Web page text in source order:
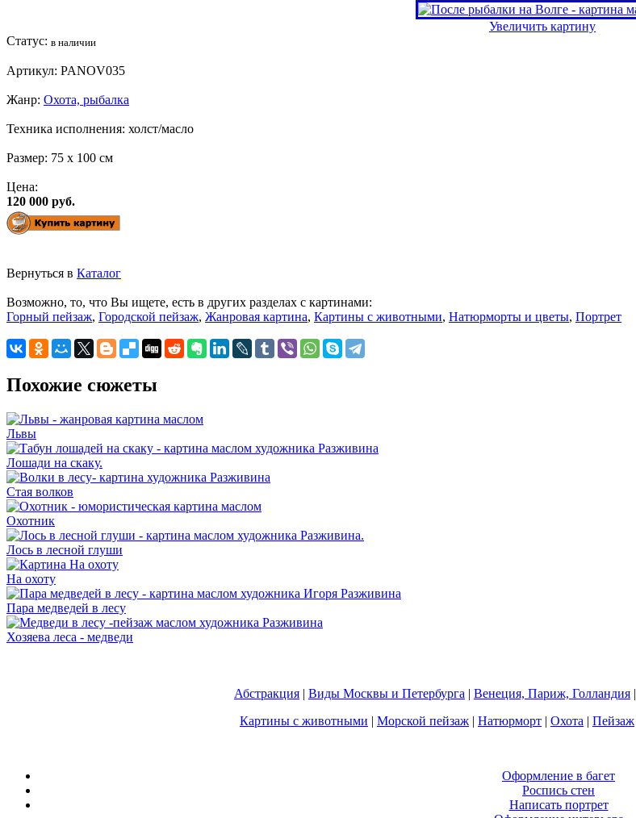
Увеличить картину
Статус: в наличии
Артикул: PANOV035
Жанр: Охота, рыбалка
Техника исполнения: холст/масло
Размер: 75 x 100 см
Цена:
120 000 руб.
Вернуться в Каталог
Возможно, то, что Вы ищете, есть в других разделах с картинами:
Горный пейзаж, Городской пейзаж, Жанровая картина, Картины с животными, Натюрморты и цветы, Портрет
Похожие сюжеты
Львы
Лошади на скаку.
Стая волков
Охотник
Лось в лесной глуши
На охоту
Пара медведей в лесу
Хозяева леса - медведи
Абстракция | Виды Москвы и Петербурга | Венеция, Париж, Голландия |
Картины с животными | Морской пейзаж | Натюрморт | Охота | Пейзаж
Оформление в багет
Роспись стен
Написать портрет